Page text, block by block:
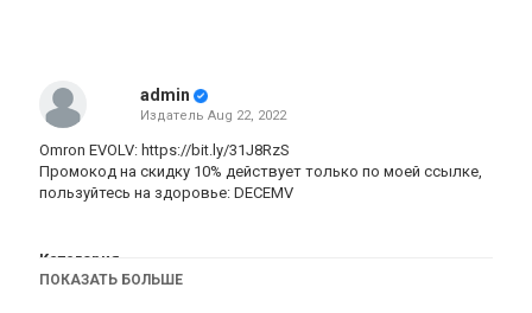
admin
Издатель Aug 22, 2022
Omron EVOLV: https://bit.ly/31J8RzS
Промокод на скидку 10% действует только по моей ссылке,
пользуйтесь на здоровье: DECEMV
Категория
iphone
ПОКАЗАТЬ БОЛЬШЕ